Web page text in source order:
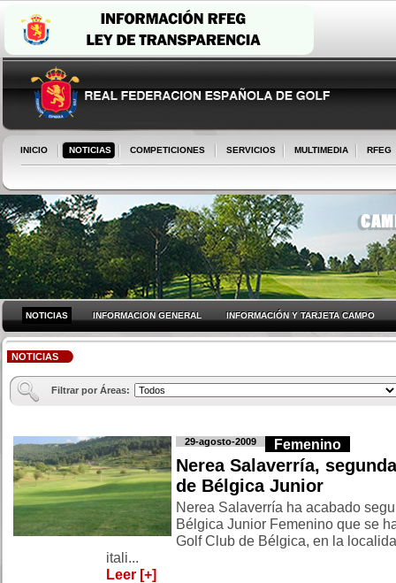
INICIO NOTICIAS COMPETICIONES SERVICIOS MULTIMEDIA RFEG
NOTICIAS INFORMACION GENERAL INFORMACIÓN Y TARJETA CAMPO
NOTICIAS
Filtrar por Áreas:
29-agosto-2009 Femenino
Nerea Salaverría,
de Bélgica Junior
Nerea Salaverría ha acabado
Bélgica Junior Femenino que se
Golf Club de Bélgica, en la
itali...
Leer [+]